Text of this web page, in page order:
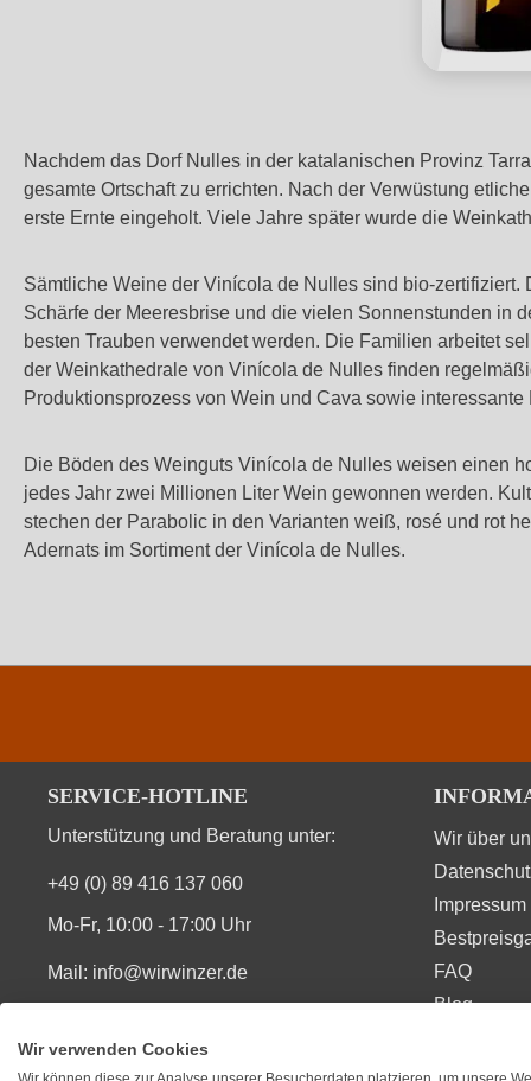
Nachdem das Dorf Nulles in der katalanischen Provinz
gesamte Ortschaft zu errichten. Nach der Verwüstung
erste Ernte eingeholt. Viele Jahre später wurde die
Sämtliche Weine der Vinícola de Nulles sind bio-
Schärfe der Meeresbrise und die vielen Sonnenstunden in
besten Trauben verwendet werden. Die Familien arbeitet
der Weinkathedrale von Vinícola de Nulles finden
Produktionsprozess von Wein und Cava sowie
Die Böden des Weinguts Vinícola de Nulles weisen einen
jedes Jahr zwei Millionen Liter Wein gewonnen werden.
stechen der Parabolic in den Varianten weiß, rosé und rot
Adernats im Sortiment der Vinícola de Nulles.
SERVICE-HOTLINE
Unterstützung und Beratung unter:
+49 (0) 89 416 137 060
Mo-Fr, 10:00 - 17:00 Uhr
Mail: info@wirwinzer.de
Wir über
FAQ
Blog
Wir verwenden Cookies